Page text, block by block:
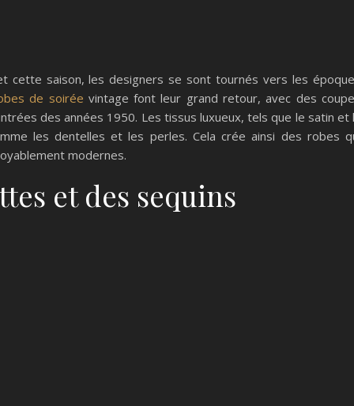
cette saison, les designers se sont tournés vers les
de soirée vintage font leur grand retour, avec des
des années 1950. Les tissus luxueux, tels que le satin et
les dentelles et les perles. Cela crée ainsi des robes
modernes.
et des sequins